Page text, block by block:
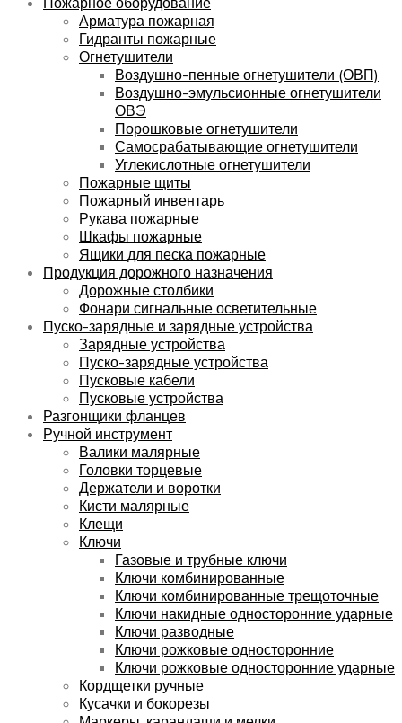
Арматура пожарная
Гидранты пожарные
Огнетушители
Воздушно-пенные огнетушители (ОВП)
Воздушно-эмульсионные огнетушители
ОВЭ
Порошковые огнетушители
Самосрабатывающие огнетушители
Углекислотные огнетушители
Пожарные щиты
Пожарный инвентарь
Рукава пожарные
Шкафы пожарные
Ящики для песка пожарные
Продукция дорожного назначения
Дорожные столбики
Фонари сигнальные осветительные
Пуско-зарядные и зарядные устройства
Зарядные устройства
Пуско-зарядные устройства
Пусковые кабели
Пусковые устройства
Разгонщики фланцев
Ручной инструмент
Валики малярные
Головки торцевые
Держатели и воротки
Кисти малярные
Клещи
Ключи
Газовые и трубные ключи
Ключи комбинированные
Ключи комбинированные трещоточные
Ключи накидные односторонние ударные
Ключи разводные
Ключи рожковые односторонние
Ключи рожковые односторонние ударные
Кордщетки ручные
Кусачки и бокорезы